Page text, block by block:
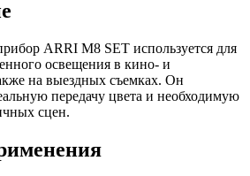
ARRI M8 SET используется для
освещения в кино- и
на выездных съемках. Он
передачу цвета и необходимую
сцен.